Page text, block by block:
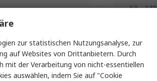
50 - 149
*Richtpreis
zur statistischen Nutzungsanalyse, zur
auf Websites von Drittanbietern. Durch
mit der Verarbeitung von nicht-essentiellen
auswählen, indem Sie auf "Cookie